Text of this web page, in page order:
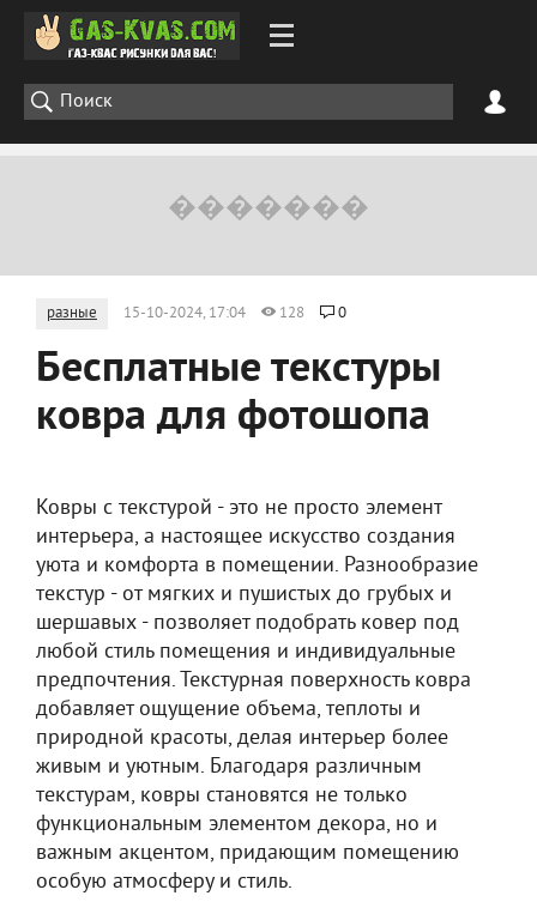
разные 15-10-2024, 17:04 128 0
Бесплатные текстуры
ковра для фотошопа
Ковры с текстурой - это не просто элемент
интерьера, а настоящее искусство создания
уюта и комфорта в помещении. Разнообразие
текстур - от мягких и пушистых до грубых и
шершавых - позволяет подобрать ковер под
любой стиль помещения и индивидуальные
предпочтения. Текстурная поверхность ковра
добавляет ощущение объема, теплоты и
природной красоты, делая интерьер более
живым и уютным. Благодаря различным
текстурам, ковры становятся не только
функциональным элементом декора, но и
важным акцентом, придающим помещению
особую атмосферу и стиль.